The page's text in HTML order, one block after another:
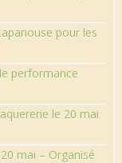
pour les
performance
le 20 mai
mai – Organisé